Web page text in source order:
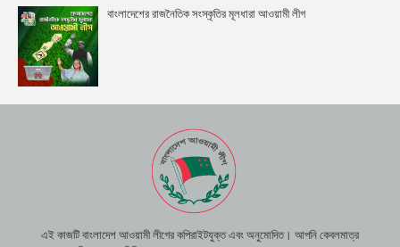
বাংলাদেশের রাজনৈতিক সংস্কৃতির মূলধারা আওয়ামী লীগ
এই কাজটি বাংলাদেশ আওয়ামী লীগের কপিরাইটযুক্ত এবং অনুমোদিত। আপনি কেবলমাত্র